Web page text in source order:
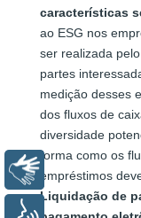
características
ao ESG nos
ser realizada
partes
medição desses
dos fluxos de
diversidade
forma como os
empréstimos
Liquidação de
Libras
Voz